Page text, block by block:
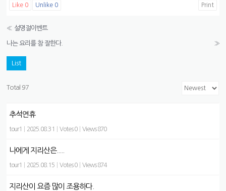
Like 0 Unlike 0 Print
« 설명절이벤트
나는 요리를 참 잘한다. »
List
Total 97
추석연휴
tour1 2025.08.31 Votes 0 Views 870
나에게 지리산은.....
tour1 2025.08.15 Votes 0 Views 874
지리산이 요즘 많이 조용하다.